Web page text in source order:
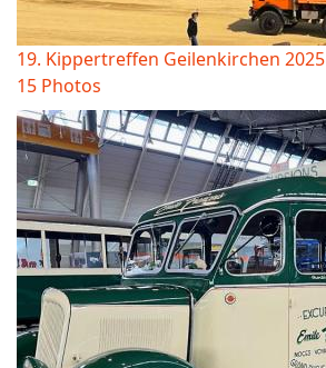
19. Kippertreffen Geilenkirchen 2025
15 Photos